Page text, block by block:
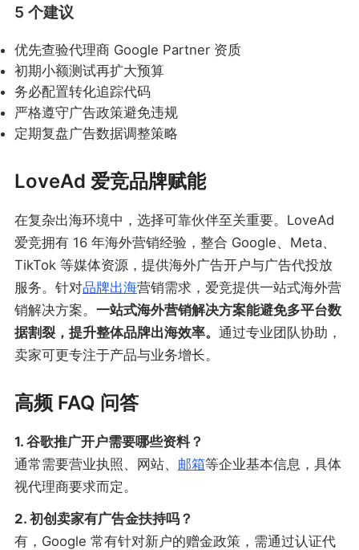
5 个建议
优先查验代理商 Google Partner 资质
初期小额测试再扩大预算
务必配置转化追踪代码
严格遵守广告政策避免违规
定期复盘广告数据调整策略
LoveAd 爱竞品牌赋能
在复杂出海环境中，选择可靠伙伴至关重要。LoveAd
爱竞拥有 16 年海外营销经验，整合 Google、Meta、
TikTok 等媒体资源，提供海外广告开户与广告代投放
服务。针对品牌出海营销需求，爱竞提供一站式海外营
销解决方案。 一站式海外营销解决方案能避免多平台数
据割裂，提升整体品牌出海效率。 通过专业团队协助，
卖家可更专注于产品与业务增长。
高频 FAQ 问答
1. 谷歌推广开户需要哪些资料？
通常需要营业执照、网站、 邮箱等企业基本信息，具体
视代理商要求而定。
2. 初创卖家有广告金扶持吗？
有，Google 常有针对新户的赠金政策，需通过认证代